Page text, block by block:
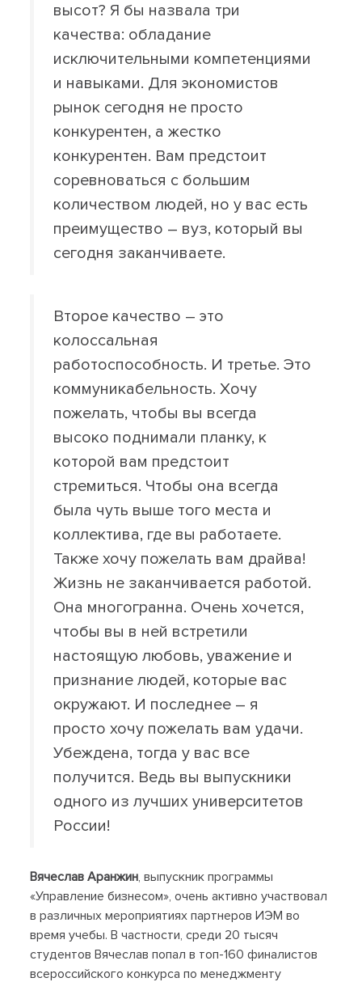
высот? Я бы назвала три
качества: обладание
исключительными компетенциями
и навыками. Для экономистов
рынок сегодня не просто
конкурентен, а жестко
конкурентен. Вам предстоит
соревноваться с большим
количеством людей, но у вас есть
преимущество – вуз, который вы
сегодня заканчиваете.
Второе качество – это
колоссальная
работоспособность. И третье. Это
коммуникабельность. Хочу
пожелать, чтобы вы всегда
высоко поднимали планку, к
которой вам предстоит
стремиться. Чтобы она всегда
была чуть выше того места и
коллектива, где вы работаете.
Также хочу пожелать вам драйва!
Жизнь не заканчивается работой.
Она многогранна. Очень хочется,
чтобы вы в ней встретили
настоящую любовь, уважение и
признание людей, которые вас
окружают. И последнее – я
просто хочу пожелать вам удачи.
Убеждена, тогда у вас все
получится. Ведь вы выпускники
одного из лучших университетов
России!
Вячеслав Аранжин, выпускник программы
«Управление бизнесом», очень активно участвовал
в различных мероприятиях партнеров ИЭМ во
время учебы. В частности, среди 20 тысяч
студентов Вячеслав попал в топ-160 финалистов
всероссийского конкурса по менеджменту